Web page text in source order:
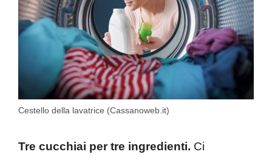
Cestello della lavatrice (Cassanoweb.it)
Tre cucchiai per tre ingredienti. Ci